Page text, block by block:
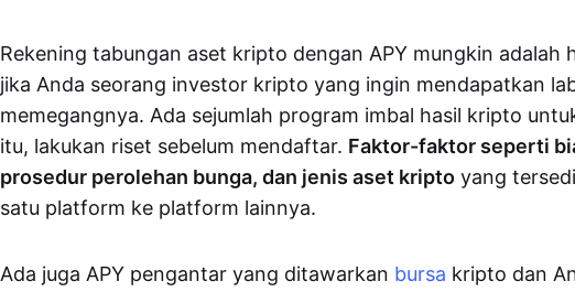
Rekening tabungan aset kripto dengan APY mungkin adalah
jika Anda seorang investor kripto yang ingin mendapatkan
memegangnya. Ada sejumlah program imbal hasil kripto
itu, lakukan riset sebelum mendaftar. Faktor-faktor seperti
prosedur perolehan bunga, dan jenis aset kripto yang
satu platform ke platform lainnya.
Ada juga APY pengantar yang ditawarkan bursa kripto dan